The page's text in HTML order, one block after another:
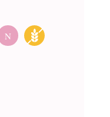
N